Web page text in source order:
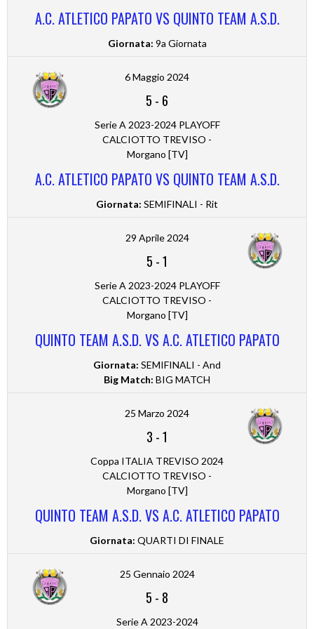
A.C. ATLETICO PAPATO VS QUINTO TEAM A.S.D.
Giornata: 9a Giornata
6 Maggio 2024
5 - 6
Serie A 2023-2024 PLAYOFF
CALCIOTTO TREVISO -
Morgano [TV]
A.C. ATLETICO PAPATO VS QUINTO TEAM A.S.D.
Giornata: SEMIFINALI - Rit
29 Aprile 2024
5 -1
Serie A 2023-2024 PLAYOFF
CALCIOTTO TREVISO -
Morgano [TV]
QUINTO TEAM A.S.D. VS A.C. ATLETICO PAPATO
Giornata: SEMIFINALI - And
Big Match: BIG MATCH
25 Marzo 2024
3 -1
Coppa ITALIA TREVISO 2024
CALCIOTTO TREVISO -
Morgano [TV]
QUINTO TEAM A.S.D. VS A.C. ATLETICO PAPATO
Giornata: QUARTI DI FINALE
25 Gennaio 2024
5 - 8
Serie A 2023-2024